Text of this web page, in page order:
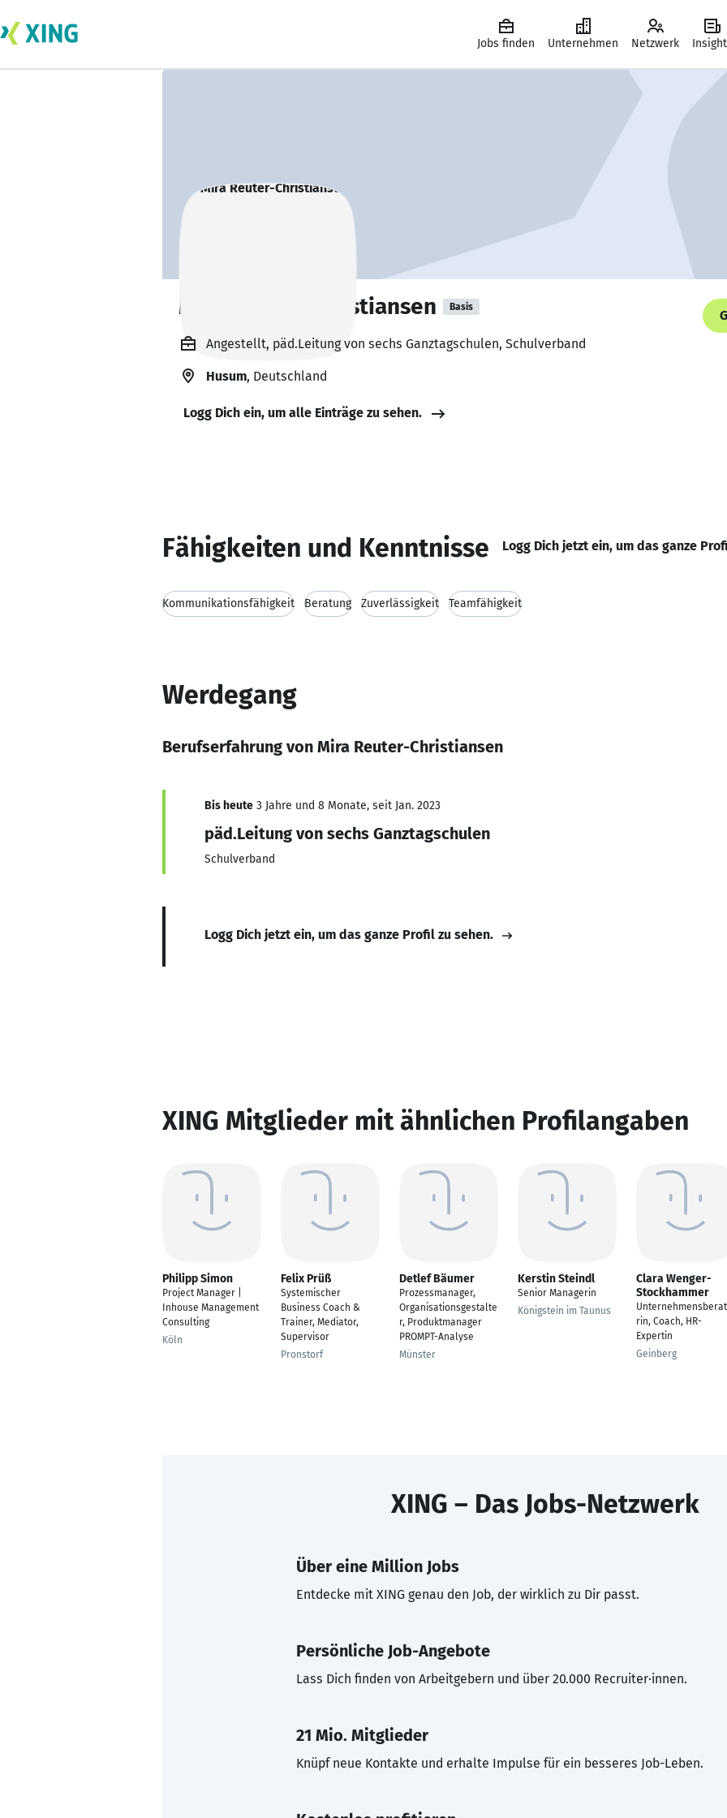
Jobs finden Unternehmen Netzwerk
Mira Reuter-Christiansen Basis
Angestellt, päd.Leitung von sechs Ganztagschulen, Schulverband
Husum, Deutschland
Logg Dich ein, um alle Einträge zu sehen.
Fähigkeiten und Kenntnisse Logg Dich jetzt ein, um das ganze
Kommunikationsfähigkeit Beratung Zuverlässigkeit Teamfähigkeit
Werdegang
Berufserfahrung von Mira Reuter-Christiansen
Bis heute 3 Jahre und 8 Monate, seit Jan. 2023
päd.Leitung von sechs Ganztagschulen
Schulverband
Logg Dich jetzt ein, um das ganze Profil zu sehen.
XING Mitglieder mit ähnlichen Profilangaben
Philipp Simon
Project Manager |
Inhouse Management
Consulting
Köln
Felix Prüß
Systemischer
Business Coach &
Trainer, Mediator,
Supervisor
Pronstorf
Detlef Bäumer
Prozessmanager,
Organisationsgestalte
r, Produktmanager
PROMPT-Analyse
Münster
Kerstin Steindl
Senior Managerin
Königstein im Taunus
Clara Wenger-
Stockhammer
rin, Coach, HR-
Expertin
Geinberg
XING – Das Jobs-Netzwerk
Über eine Million Jobs
Entdecke mit XING genau den Job, der wirklich zu Dir passt.
Persönliche Job-Angebote
Lass Dich finden von Arbeitgebern und über 20.000 Recruiter·innen.
21 Mio. Mitglieder
Knüpf neue Kontakte und erhalte Impulse für ein besseres Job-Leben.